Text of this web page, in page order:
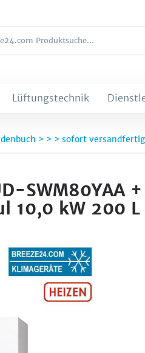
Lüftungstechnik
> > > sofort
SWM80YAA
10,0 kW 200 L